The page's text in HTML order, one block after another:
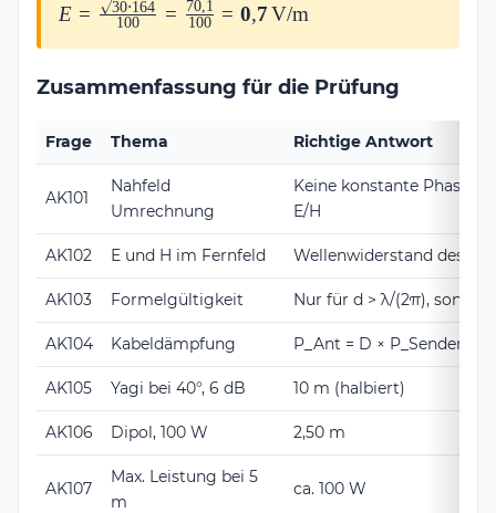
\cdot 1{,}64 =
100 \cdot 1{,}64
E = \frac{\sqrt{30 \cdot
\mathbf{0{,}7\,\text{V/m}}
E = 100
30⋅164 = 100
70,1 = 0,7V/m
Zusammenfassung für die Prüfung
Frage Thema Richtige Antwort
AK101
Nahfeld
Umrechnung
Keine konstante
E/H
AK102 E und H im Fernfeld Wellenwiderstand des
AK103 Formelgültigkeit Nur für d > λ/(2π), sonst
AK104 Kabeldämpfung P_Ant = D × P_Sender
AK105 Yagi bei 40°, 6 dB 10 m (halbiert)
AK106 Dipol, 100 W 2,50 m
AK107
Max. Leistung bei 5
m
ca. 100 W